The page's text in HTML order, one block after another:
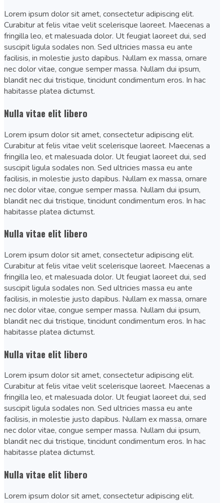
Lorem ipsum dolor sit amet, consectetur adipiscing elit.
Curabitur at felis vitae velit scelerisque laoreet. Maecenas a
fringilla leo, et malesuada dolor. Ut feugiat laoreet dui, sed
suscipit ligula sodales non. Sed ultricies massa eu ante
facilisis, in molestie justo dapibus. Nullam ex massa, ornare
nec dolor vitae, congue semper massa. Nullam dui ipsum,
blandit nec dui tristique, tincidunt condimentum eros. In hac
habitasse platea dictumst.
Nulla vitae elit libero
Lorem ipsum dolor sit amet, consectetur adipiscing elit.
Curabitur at felis vitae velit scelerisque laoreet. Maecenas a
fringilla leo, et malesuada dolor. Ut feugiat laoreet dui, sed
suscipit ligula sodales non. Sed ultricies massa eu ante
facilisis, in molestie justo dapibus. Nullam ex massa, ornare
nec dolor vitae, congue semper massa. Nullam dui ipsum,
blandit nec dui tristique, tincidunt condimentum eros. In hac
habitasse platea dictumst.
Nulla vitae elit libero
Lorem ipsum dolor sit amet, consectetur adipiscing elit.
Curabitur at felis vitae velit scelerisque laoreet. Maecenas a
fringilla leo, et malesuada dolor. Ut feugiat laoreet dui, sed
suscipit ligula sodales non. Sed ultricies massa eu ante
facilisis, in molestie justo dapibus. Nullam ex massa, ornare
nec dolor vitae, congue semper massa. Nullam dui ipsum,
blandit nec dui tristique, tincidunt condimentum eros. In hac
habitasse platea dictumst.
Nulla vitae elit libero
Lorem ipsum dolor sit amet, consectetur adipiscing elit.
Curabitur at felis vitae velit scelerisque laoreet. Maecenas a
fringilla leo, et malesuada dolor. Ut feugiat laoreet dui, sed
suscipit ligula sodales non. Sed ultricies massa eu ante
facilisis, in molestie justo dapibus. Nullam ex massa, ornare
nec dolor vitae, congue semper massa. Nullam dui ipsum,
blandit nec dui tristique, tincidunt condimentum eros. In hac
habitasse platea dictumst.
Nulla vitae elit libero
Lorem ipsum dolor sit amet, consectetur adipiscing elit.